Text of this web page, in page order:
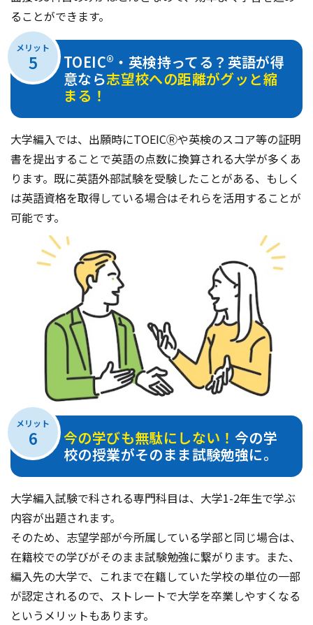
ることができます。
メリット
5
TOEIC®︎・英検持ってる？英語が得
意なら志望校への距離がグッと縮
まる！
大学編入では、出願時にTOEICⓇや英検のスコア等の証明
書を提出することで英語の点数に換算される大学が多くあ
ります。既に英語外部試験を受験したことがある、もしく
は英語資格を取得している場合はそれらを活用することが
可能です。
メリット
6 今の学びも無駄にしない！ 今の学
校の授業がそのまま試験勉強に。
大学編入試験で科される専門科目は、大学1-2年生で学ぶ
内容が出題されます。
そのため、志望学部が今所属している学部と同じ場合は、
在籍校での学びがそのまま試験勉強に繋がります。また、
編入先の大学で、これまで在籍していた学校の単位の一部
が認定されるので、ストレートで大学を卒業しやすくなる
というメリットもあります。